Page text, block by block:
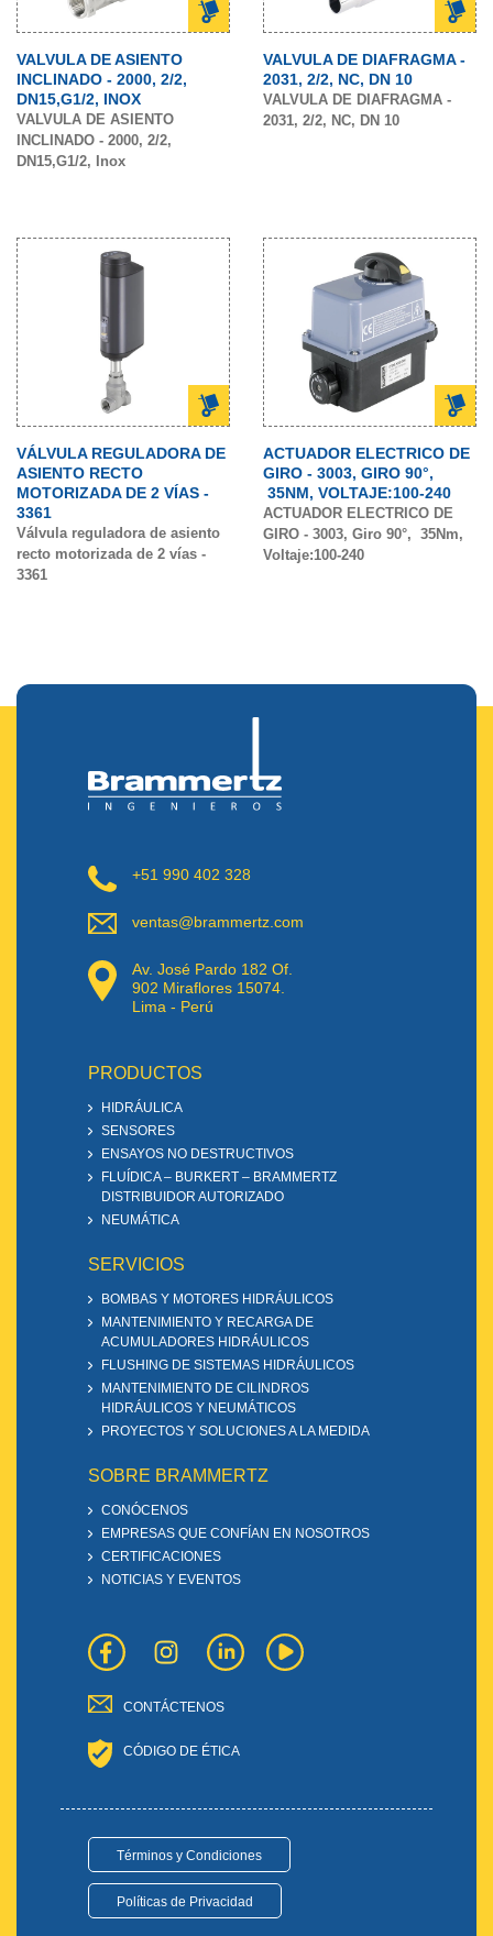
VALVULA DE ASIENTO
INCLINADO - 2000, 2/2,
DN15,G1/2, INOX
VALVULA DE ASIENTO
INCLINADO - 2000, 2/2,
DN15,G1/2, Inox
VALVULA DE DIAFRAGMA -
2031, 2/2, NC, DN 10
VALVULA DE DIAFRAGMA -
2031, 2/2, NC, DN 10
VÁLVULA REGULADORA DE
ASIENTO RECTO
MOTORIZADA DE 2 VÍAS -
3361
Válvula reguladora de asiento
recto motorizada de 2 vías -
3361
ACTUADOR ELECTRICO DE
GIRO - 3003, GIRO 90°,
35NM, VOLTAJE:100-240
ACTUADOR ELECTRICO DE
GIRO - 3003, Giro 90°, 35Nm,
Voltaje:100-240
+51 990 402 328
ventas@brammertz.com
Av. José Pardo 182 Of.
902 Miraflores 15074.
Lima - Perú
PRODUCTOS
HIDRÁULICA
SENSORES
ENSAYOS NO DESTRUCTIVOS
FLUÍDICA – BURKERT – BRAMMERTZ
DISTRIBUIDOR AUTORIZADO
NEUMÁTICA
SERVICIOS
BOMBAS Y MOTORES HIDRÁULICOS
MANTENIMIENTO Y RECARGA DE
ACUMULADORES HIDRÁULICOS
FLUSHING DE SISTEMAS HIDRÁULICOS
MANTENIMIENTO DE CILINDROS
HIDRÁULICOS Y NEUMÁTICOS
PROYECTOS Y SOLUCIONES A LA MEDIDA
SOBRE BRAMMERTZ
CONÓCENOS
EMPRESAS QUE CONFÍAN EN NOSOTROS
CERTIFICACIONES
NOTICIAS Y EVENTOS
CONTÁCTENOS
CÓDIGO DE ÉTICA
Términos y Condiciones
Políticas de Privacidad